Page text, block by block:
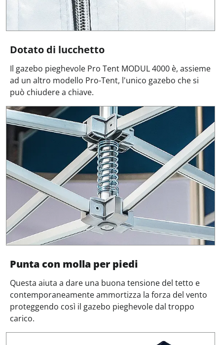
Dotato di lucchetto
Il gazebo pieghevole Pro Tent MODUL 4000 è, assieme
ad un altro modello Pro-Tent, l'unico gazebo che si
può chiudere a chiave.
Punta con molla per piedi
Questa aiuta a dare una buona tensione del tetto e
contemporaneamente ammortizza la forza del vento
proteggendo così il gazebo pieghevole dal troppo
carico.